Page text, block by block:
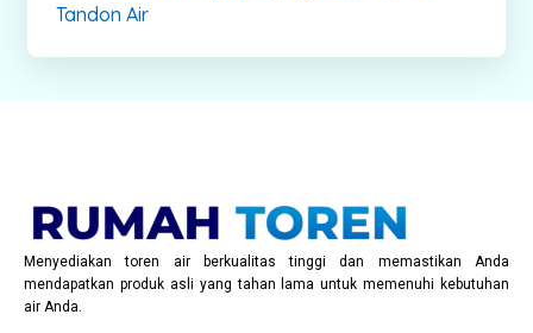
Tandon Air
Menyediakan toren air berkualitas tinggi dan memastikan Anda
mendapatkan produk asli yang tahan lama untuk memenuhi kebutuhan
air Anda.